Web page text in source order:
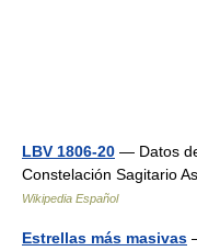
LBV 1806-20 — Datos
Constelación Sagitario
Wikipedia Español
Estrellas más masivas